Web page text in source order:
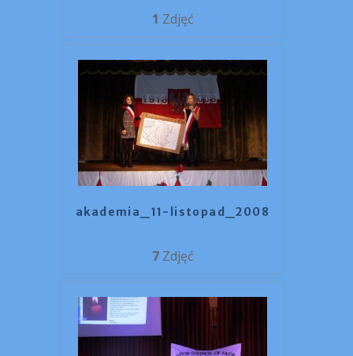
1 Zdjęć
akademia_11-listopad_2008
7Zdjęć